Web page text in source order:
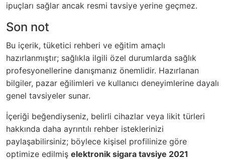
ipuçları sağlar ancak resmi tavsiye yerine geçmez.
Son not
Bu içerik, tüketici rehberi ve eğitim amaçlı
hazırlanmıştır; sağlıkla ilgili özel durumlarda sağlık
profesyonellerine danışmanız önemlidir. Hazırlanan
bilgiler, pazar eğilimleri ve kullanıcı deneyimlerine dayalı
genel tavsiyeler sunar.
İçeriği beğendiyseniz, belirli cihazlar veya likit türleri
hakkında daha ayrıntılı rehber isteklerinizi
paylaşabilirsiniz; böylece kişisel profilinize göre
optimize edilmiş elektronik sigara tavsiye 2021